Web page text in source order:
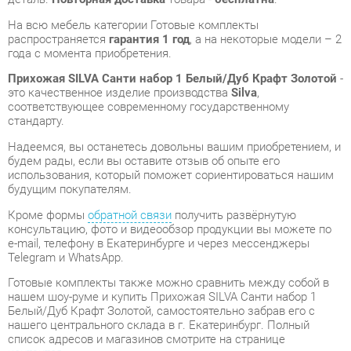
Прихожая SILVA Санти набор 1 Белый/Дуб Крафт Золотой
это качественное изделие производстваSilva,
соответствующее современному государственному
стандарту.
Надеемся, вы останетесь довольны вашим приобретением, и
будем рады, если вы оставите отзыв об опыте его
использования, который поможет сориентироваться нашим
будущим покупателям.
получить развёрнутую
консультацию, фото и видеообзор продукции вы можете по
e-mail, телефону в Екатеринбурге и через мессенджеры
Telegram и WhatsApp.
нашем шоу-руме и купить Прихожая SILVA Санти набор 1
Белый/Дуб Крафт Золотой, самостоятельно забрав его с
нашего центрального склада в г. Екатеринбург. Полный
список адресов и магазинов смотрите на странице
Материал
Лдсп
Цвет
Белый/дуб крафт золотой